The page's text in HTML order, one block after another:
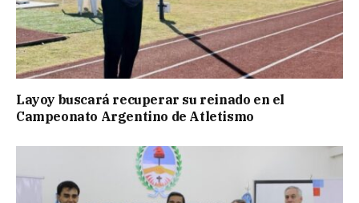
Layoy buscará recuperar su reinado en el
Campeonato Argentino de Atletismo